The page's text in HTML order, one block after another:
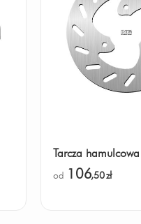
Tarcza
od 106,50zł